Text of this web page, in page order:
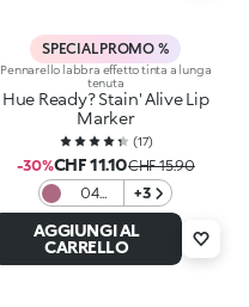
SPECIAL PROMO %
Pennarello labbra effetto tinta a lunga
tenuta
Hue Ready? Stain' Alive Lip
Marker
(17)
-30%CHF 11.10CHF 15.90
04
Mauve
on
+3
AGGIUNGI AL
CARRELLO